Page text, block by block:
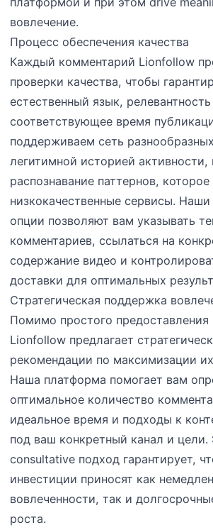
вовлечение.
Процесс обеспечения качества
Каждый комментарий Lionfollow
проверки качества, чтобы
естественный язык,
соответствующее время
поддерживаем сеть
легитимной историей
распознавание паттернов,
низкокачественные сервисы.
опции позволяют вам указывать
комментариев, ссылаться на
содержание видео и
доставки для оптимальных
Стратегическая поддержка
Помимо простого предоставления
Lionfollow предлагает
рекомендации по максимизации
Наша платформа помогает вам
оптимальное количество
идеальное время и подходы к
под ваш конкретный канал и цели.
consultative подход гарантирует,
инвестиции приносят как
вовлеченности, так и
роста.